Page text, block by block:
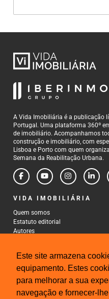
Este site armazena
equipamento. Estes
para melhorar a sua
navegação e fornecer-
A Vida Imobiliária é a publicação
Portugal. Uma plataforma 360º
de imobiliário. Acompanhamos
construção e imobiliário, com
Lisboa e Porto com quem
Semana da Reabilitação Urbana.
VIDA IMOBILIÁRIA
Quem somos
Estatuto editorial
Autores
CONTACTOS
Rua Gonçalo Cristovão, 185 - 6º
4000-269 Porto